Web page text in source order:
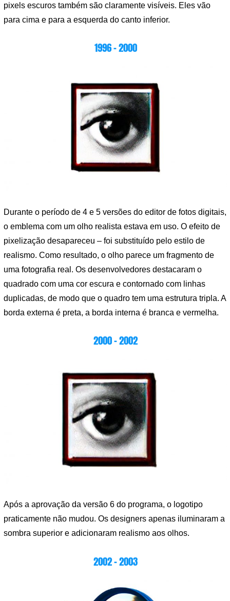
pixels escuros também são claramente visíveis. Eles vão
para cima e para a esquerda do canto inferior.
1996 – 2000
Durante o período de 4 e 5 versões do editor de fotos digitais,
o emblema com um olho realista estava em uso. O efeito de
pixelização desapareceu – foi substituído pelo estilo de
realismo. Como resultado, o olho parece um fragmento de
uma fotografia real. Os desenvolvedores destacaram o
quadrado com uma cor escura e contornado com linhas
duplicadas, de modo que o quadro tem uma estrutura tripla. A
borda externa é preta, a borda interna é branca e vermelha.
2000 – 2002
Após a aprovação da versão 6 do programa, o logotipo
praticamente não mudou. Os designers apenas iluminaram a
sombra superior e adicionaram realismo aos olhos.
2002 – 2003